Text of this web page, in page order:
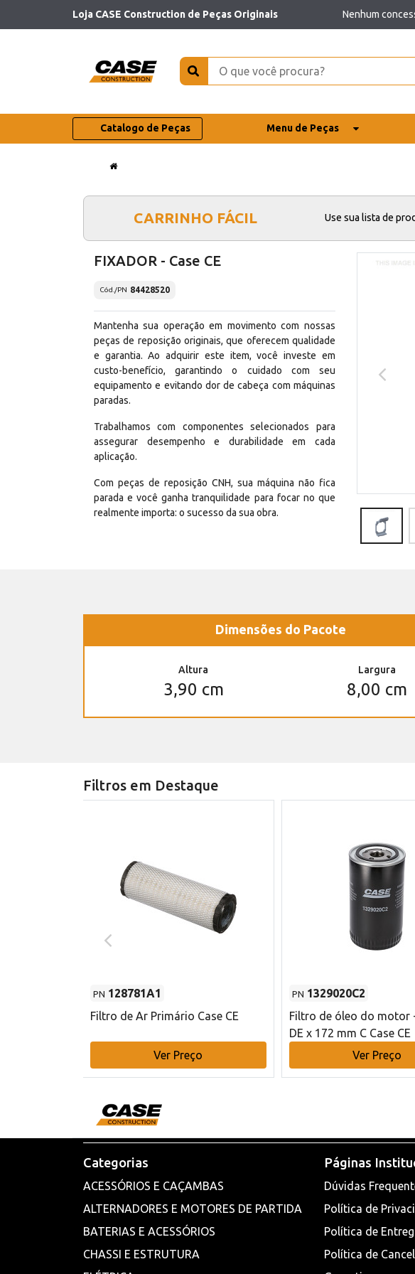
Loja CASE Construction de Peças Originais Nenhum
Catalogo de Peças Menu de Peças
CARRINHO FÁCIL Use sua lista de
FIXADOR - Case CE
Cód./PN 84428520
Mantenha sua operação em movimento com nossas
peças de reposição originais, que oferecem qualidade
e garantia. Ao adquirir este item, você investe em
custo-benefício, garantindo o cuidado com seu
equipamento e evitando dor de cabeça com máquinas
paradas.
Trabalhamos com componentes selecionados para
assegurar desempenho e durabilidade em cada
aplicação.
Com peças de reposição CNH, sua máquina não fica
parada e você ganha tranquilidade para focar no que
realmente importa: o sucesso da sua obra.
Dimensões do Pacote
Altura
3,90 cm
Largura
8,00 cm
Filtros em Destaque
PN 128781A1
Filtro de Ar Primário Case CE
Ver Preço
PN 1329020C2
Filtro de óleo do motor
DE x 172 mm C Case CE
Ver Preço
Categorias
ACESSÓRIOS E CAÇAMBAS
ALTERNADORES E MOTORES DE PARTIDA
BATERIAS E ACESSÓRIOS
CHASSI E ESTRUTURA
Páginas
Dúvidas
Política de
Política de
Política de